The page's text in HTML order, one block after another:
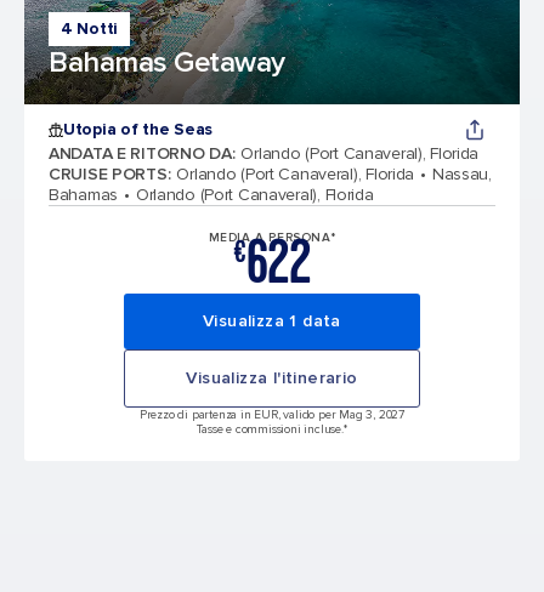
4 Notti
Bahamas Getaway
Utopia of the Seas
ANDATA E RITORNO DA: Orlando (Port Canaveral), Florida
CRUISE PORTS: Orlando (Port Canaveral), Florida
Nassau,
Bahamas
Orlando (Port Canaveral), Florida
MEDIA A PERSONA*
€622
Visualizza 1 data
Visualizza l'itinerario
Prezzo di partenza in EUR, valido per Mag 3, 2027
Tasse e commissioni incluse.*